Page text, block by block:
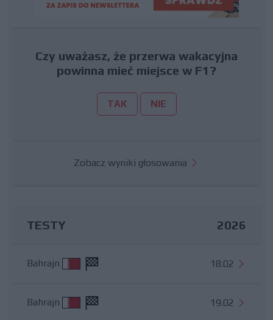
Czy uważasz, że przerwa wakacyjna
powinna mieć miejsce w F1?
TAK NIE
Zobacz wyniki głosowania
TESTY 2026
Bahrajn 18.02
Bahrajn 19.02